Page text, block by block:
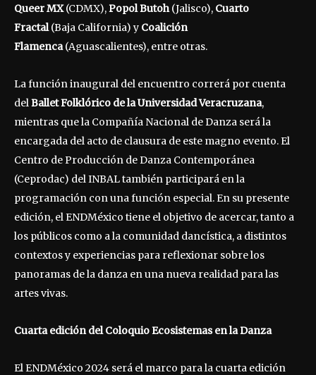
Queer MX(CDMX),Popol Butoh(Jalisco), Cuarto
Fractal(Baja California) y Coalición
Flamenca(Aguascalientes), entre otras.
La función inaugural del encuentro correrá por cuenta
delBallet Folklórico de la Universidad Veracruzana,
mientras que la Compañía Nacional de Danza será la
encargada del acto de clausura de este magno evento. El
Centro de Producción de Danza Contemporánea
(Ceprodac) del INBAL también participará en la
programación con una función especial. En su presente
edición, el ENDMéxico tiene el objetivo de acercar, tanto a
los públicos como a la comunidad dancística, a distintos
contextos y experiencias para reflexionar sobre los
panoramas de la danza en una nueva realidad para las
artes vivas.
Cuarta edición del Coloquio Ecosistemas en la Danza
El ENDMéxico 2024 será el marco para la cuarta edición